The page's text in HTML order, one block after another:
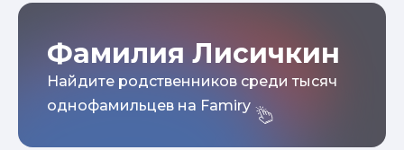
Фамилия Лисичкин
Найдите родственников среди тысяч
однофамильцев на Famiry